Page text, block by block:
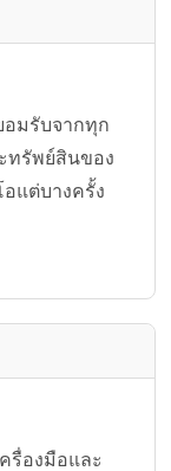
อมรับจากทุก
ทรัพย์สินของ
แต่บางครั้ง
รื่องมือและ